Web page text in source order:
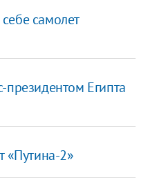
самолет
президентом Египта
«Путина-2»